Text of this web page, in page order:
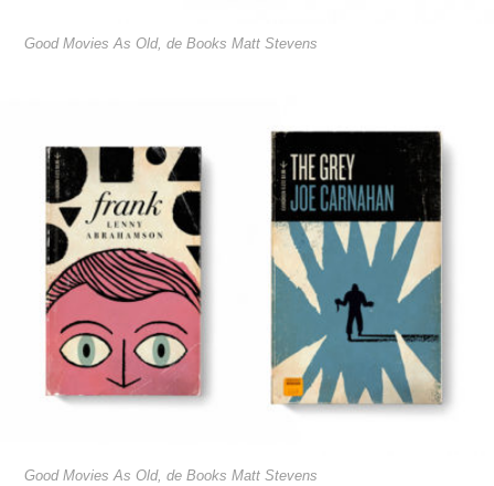
Good Movies As Old, de Books Matt Stevens
Good Movies As Old, de Books Matt Stevens